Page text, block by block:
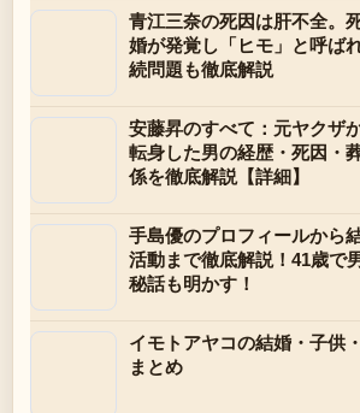
青江三奈の死因は肝不全。
婚が発覚し「ヒモ」と呼ば
続問題も徹底解説
安藤昇のすべて：元ヤクザ
転身した男の経歴・死因・
係を徹底解説【詳細】
手島優のプロフィールから
活動まで徹底解説！41歳で
秘話も明かす！
イモトアヤコの結婚・子供
まとめ